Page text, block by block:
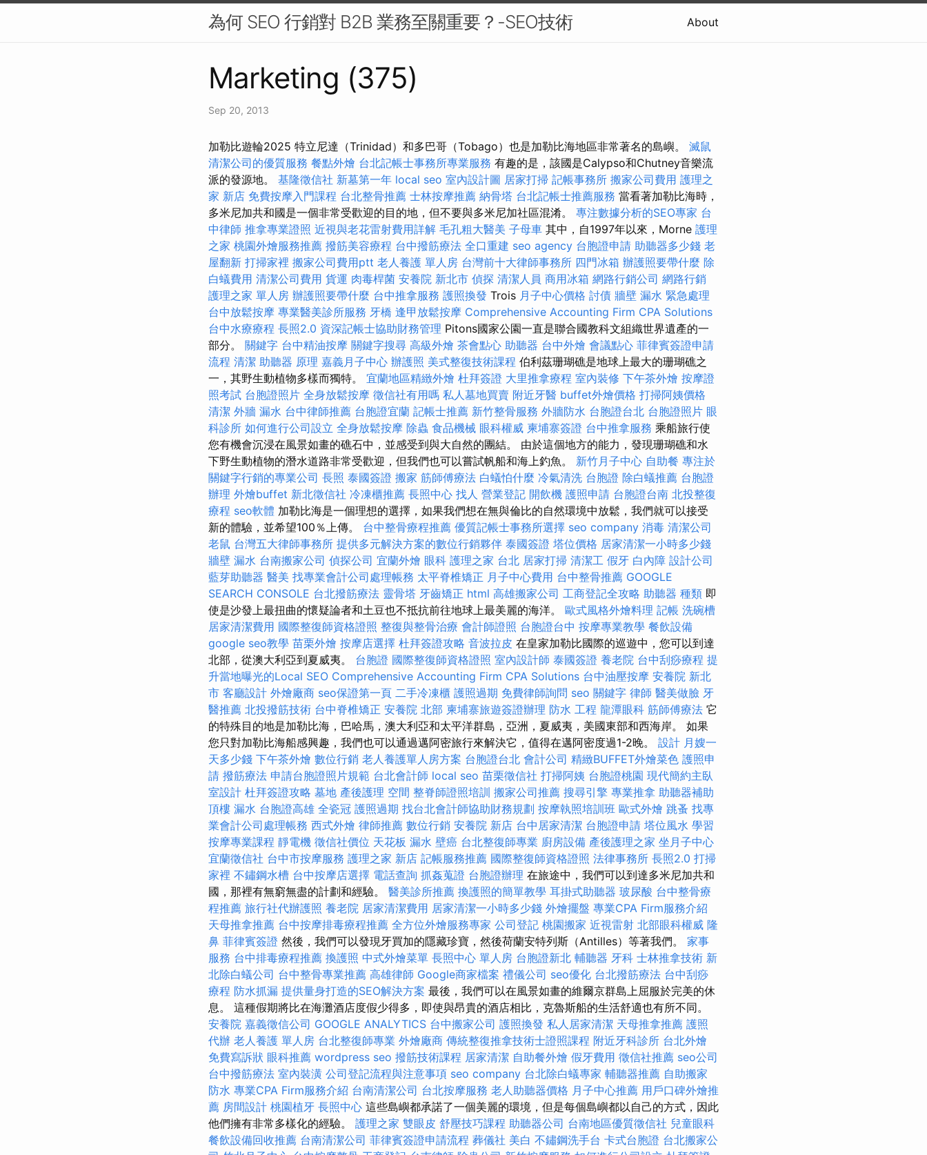
為何 SEO 行銷對 B2B 業務至關重要？-SEO技術 About
Marketing (375)
Sep 20, 2013
加勒比遊輪2025 特立尼達（Trinidad）和多巴哥（Tobago）也是加勒比海地區非常著名的島嶼。 滅鼠
清潔公司的優質服務 餐點外燴 台北記帳士事務所專業服務 有趣的是，該國是Calypso和Chutney音樂流
派的發源地。 基隆徵信社 新墓第一年 local seo 室內設計圖 居家打掃 記帳事務所 搬家公司費用 護理之
家 新店 免費按摩入門課程 台北整骨推薦 士林按摩推薦 納骨塔 台北記帳士推薦服務 當看著加勒比海時，
多米尼加共和國是一個非常受歡迎的目的地，但不要與多米尼加社區混淆。 專注數據分析的SEO專家 台
中律師 推拿專業證照 近視與老花雷射費用詳解 毛孔粗大醫美 子母車 其中，自1997年以來，Morne 護理
之家 桃園外燴服務推薦 撥筋美容療程 台中撥筋療法 全口重建 seo agency 台胞證申請 助聽器多少錢 老
屋翻新 打掃家裡 搬家公司費用ptt 老人養護 單人房 台灣前十大律師事務所 四門冰箱 辦護照要帶什麼 除
白蟻費用 清潔公司費用 貨運 肉毒桿菌 安養院 新北市 偵探 清潔人員 商用冰箱 網路行銷公司 網路行銷
護理之家 單人房 辦護照要帶什麼 台中推拿服務 護照換發 Trois 月子中心價格 討債 牆壁 漏水 緊急處理
台中放鬆按摩 專業醫美診所服務 牙橋 逢甲放鬆按摩 Comprehensive Accounting Firm CPA Solutions
台中水療療程 長照2.0 資深記帳士協助財務管理 Pitons國家公園一直是聯合國教科文組織世界遺產的一
部分。 關鍵字 台中精油按摩 關鍵字搜尋 高級外燴 茶會點心 助聽器 台中外燴 會議點心 菲律賓簽證申請
流程 清潔 助聽器 原理 嘉義月子中心 辦護照 美式整復技術課程 伯利茲珊瑚礁是地球上最大的珊瑚礁之
一，其野生動植物多樣而獨特。 宜蘭地區精緻外燴 杜拜簽證 大里推拿療程 室內裝修 下午茶外燴 按摩證
照考試 台胞證照片 全身放鬆按摩 徵信社有用嗎 私人墓地買賣 附近牙醫 buffet外燴價格 打掃阿姨價格
清潔 外牆 漏水 台中律師推薦 台胞證宜蘭 記帳士推薦 新竹整骨服務 外牆防水 台胞證台北 台胞證照片 眼
科診所 如何進行公司設立 全身放鬆按摩 除蟲 食品機械 眼科權威 柬埔寨簽證 台中推拿服務 乘船旅行使
您有機會沉浸在風景如畫的礁石中，並感受到與大自然的團結。 由於這個地方的能力，發現珊瑚礁和水
下野生動植物的潛水道路非常受歡迎，但我們也可以嘗試帆船和海上釣魚。 新竹月子中心 自助餐 專注於
關鍵字行銷的專業公司 長照 泰國簽證 搬家 筋師傅療法 白蟻怕什麼 冷氣清洗 台胞證 除白蟻推薦 台胞證
辦理 外燴buffet 新北徵信社 冷凍櫃推薦 長照中心 找人 營業登記 開飲機 護照申請 台胞證台南 北投整復
療程 seo軟體 加勒比海是一個理想的選擇，如果我們想在無與倫比的自然環境中放鬆，我們就可以接受
新的體驗，並希望100％上傳。 台中整骨療程推薦 優質記帳士事務所選擇 seo company 消毒 清潔公司
老鼠 台灣五大律師事務所 提供多元解決方案的數位行銷夥伴 泰國簽證 塔位價格 居家清潔一小時多少錢
牆壁 漏水 台南搬家公司 偵探公司 宜蘭外燴 眼科 護理之家 台北 居家打掃 清潔工 假牙 白內障 設計公司
藍芽助聽器 醫美 找專業會計公司處理帳務 太平脊椎矯正 月子中心費用 台中整骨推薦 GOOGLE
SEARCH CONSOLE 台北撥筋療法 靈骨塔 牙齒矯正 html 高雄搬家公司 工商登記全攻略 助聽器 種類 即
使是沙發上最扭曲的懷疑論者和土豆也不抵抗前往地球上最美麗的海洋。 歐式風格外燴料理 記帳 洗碗槽
居家清潔費用 國際整復師資格證照 整復與整骨治療 會計師證照 台胞證台中 按摩專業教學 餐飲設備
google seo教學 苗栗外燴 按摩店選擇 杜拜簽證攻略 音波拉皮 在皇家加勒比國際的巡遊中，您可以到達
北部，從澳大利亞到夏威夷。 台胞證 國際整復師資格證照 室內設計師 泰國簽證 養老院 台中刮痧療程 提
升當地曝光的Local SEO Comprehensive Accounting Firm CPA Solutions 台中油壓按摩 安養院 新北
市 客廳設計 外燴廠商 seo保證第一頁 二手冷凍櫃 護照過期 免費律師詢問 seo 關鍵字 律師 醫美做臉 牙
醫推薦 北投撥筋技術 台中脊椎矯正 安養院 北部 柬埔寨旅遊簽證辦理 防水 工程 龍潭眼科 筋師傅療法 它
的特殊目的地是加勒比海，巴哈馬，澳大利亞和太平洋群島，亞洲，夏威夷，美國東部和西海岸。 如果
您只對加勒比海船感興趣，我們也可以通過邁阿密旅行來解決它，值得在邁阿密度過1-2晚。 設計 月嫂一
天多少錢 下午茶外燴 數位行銷 老人養護單人房方案 台胞證台北 會計公司 精緻BUFFET外燴菜色 護照申
請 撥筋療法 申請台胞證照片規範 台北會計師 local seo 苗栗徵信社 打掃阿姨 台胞證桃園 現代簡約主臥
室設計 杜拜簽證攻略 墓地 產後護理 空間 整脊師證照培訓 搬家公司推薦 搜尋引擎 專業推拿 助聽器補助
頂樓 漏水 台胞證高雄 全瓷冠 護照過期 找台北會計師協助財務規劃 按摩執照培訓班 歐式外燴 跳蚤 找專
業會計公司處理帳務 西式外燴 律師推薦 數位行銷 安養院 新店 台中居家清潔 台胞證申請 塔位風水 學習
按摩專業課程 靜電機 徵信社價位 天花板 漏水 壁癌 台北整復師專業 廚房設備 產後護理之家 坐月子中心
宜蘭徵信社 台中市按摩服務 護理之家 新店 記帳服務推薦 國際整復師資格證照 法律事務所 長照2.0 打掃
家裡 不鏽鋼水槽 台中按摩店選擇 電話查詢 抓姦蒐證 台胞證辦理 在旅途中，我們可以到達多米尼加共和
國，那裡有無窮無盡的計劃和經驗。 醫美診所推薦 換護照的簡單教學 耳掛式助聽器 玻尿酸 台中整骨療
程推薦 旅行社代辦護照 養老院 居家清潔費用 居家清潔一小時多少錢 外燴擺盤 專業CPA Firm服務介紹
天母推拿推薦 台中按摩排毒療程推薦 全方位外燴服務專家 公司登記 桃園搬家 近視雷射 北部眼科權威 隆
鼻 菲律賓簽證 然後，我們可以發現牙買加的隱藏珍寶，然後荷蘭安特列斯（Antilles）等著我們。 家事
服務 台中排毒療程推薦 換護照 中式外燴菜單 長照中心 單人房 台胞證新北 輔聽器 牙科 士林推拿技術 新
北除白蟻公司 台中整骨專業推薦 高雄律師 Google商家檔案 禮儀公司 seo優化 台北撥筋療法 台中刮痧
療程 防水抓漏 提供量身打造的SEO解決方案 最後，我們可以在風景如畫的維爾京群島上屈服於完美的休
息。 這種假期將比在海灘酒店度假少得多，即使與昂貴的酒店相比，克魯斯船的生活舒適也有所不同。
安養院 嘉義徵信公司 GOOGLE ANALYTICS 台中搬家公司 護照換發 私人居家清潔 天母推拿推薦 護照
代辦 老人養護 單人房 台北整復師專業 外燴廠商 傳統整復推拿技術士證照課程 附近牙科診所 台北外燴
免費寫訴狀 眼科推薦 wordpress seo 撥筋技術課程 居家清潔 自助餐外燴 假牙費用 徵信社推薦 seo公司
台中撥筋療法 室內裝潢 公司登記流程與注意事項 seo company 台北除白蟻專家 輔聽器推薦 自助搬家
防水 專業CPA Firm服務介紹 台南清潔公司 台北按摩服務 老人助聽器價格 月子中心推薦 用戶口碑外燴推
薦 房間設計 桃園植牙 長照中心 這些島嶼都承諾了一個美麗的環境，但是每個島嶼都以自己的方式，因此
他們擁有非常多樣化的經驗。 護理之家 雙眼皮 舒壓技巧課程 助聽器公司 台南地區優質徵信社 兒童眼科
餐飲設備回收推薦 台南清潔公司 菲律賓簽證申請流程 葬儀社 美白 不鏽鋼洗手台 卡式台胞證 台北搬家公